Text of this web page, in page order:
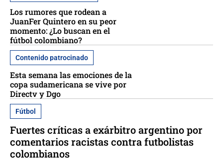
Los rumores que rodean a
JuanFer Quintero en su peor
momento: ¿Lo buscan en el
fútbol colombiano?
Contenido patrocinado
Esta semana las emociones de la
copa sudamericana se vive por
Directv y Dgo
Fútbol
Fuertes críticas a exárbitro argentino por
comentarios racistas contra futbolistas
colombianos